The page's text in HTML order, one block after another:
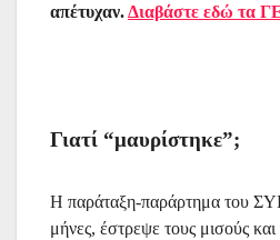
απέτυχαν.Διαβάστε εδώ τα
Γιατί “μαυρίστηκε”;
Η παράταξη-παράρτημα του
μήνες, έστρεψε τους μισούς